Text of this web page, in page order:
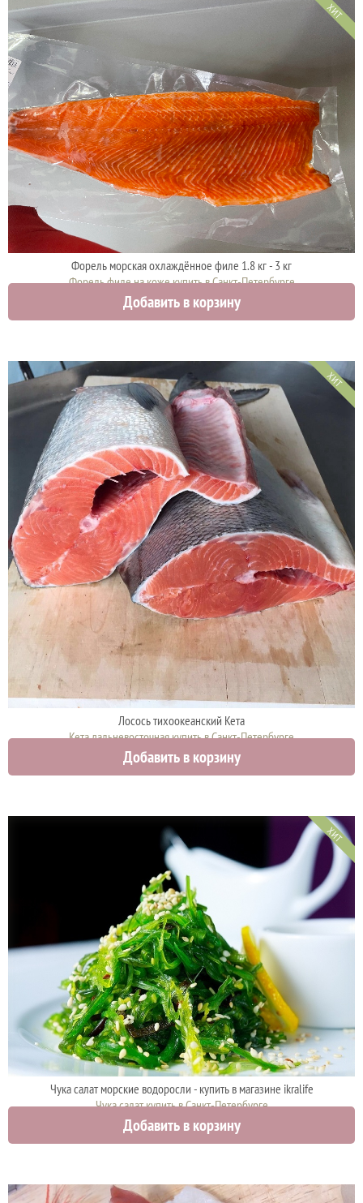
ХИТ
Форель морская охлаждённое филе 1.8 кг - 3 кг
Форель филе на коже купить в Санкт-Петербурге
3250 руб.
Добавить в корзину
ХИТ
Лосось тихоокеанский Кета
Кета дальневосточная купить в Санкт-Петербурге
900 руб.
Добавить в корзину
ХИТ
Чука салат морские водоросли - купить в магазине ikralife
Чука салат купить в Санкт-Петербурге
630 руб.
Добавить в корзину